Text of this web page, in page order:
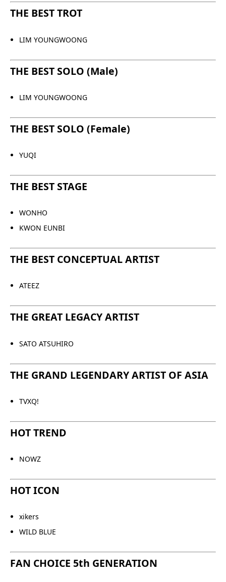
THE BEST TROT
LIM YOUNGWOONG
THE BEST SOLO (Male)
LIM YOUNGWOONG
THE BEST SOLO (Female)
YUQI
THE BEST STAGE
WONHO
KWON EUNBI
THE BEST CONCEPTUAL ARTIST
ATEEZ
THE GREAT LEGACY ARTIST
SATO ATSUHIRO
THE GRAND LEGENDARY ARTIST OF ASIA
TVXQ!
HOT TREND
NOWZ
HOT ICON
xikers
WILD BLUE
FAN CHOICE 5th GENERATION